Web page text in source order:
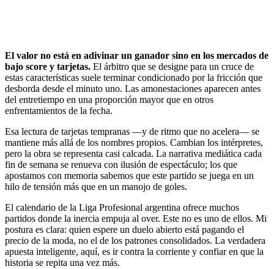
El valor no está en adivinar un ganador sino en los mercados de
bajo score y tarjetas. El árbitro que se designe para un cruce de
estas características suele terminar condicionado por la fricción que
desborda desde el minuto uno. Las amonestaciones aparecen antes
del entretiempo en una proporción mayor que en otros
enfrentamientos de la fecha.
Esa lectura de tarjetas tempranas —y de ritmo que no acelera— se
mantiene más allá de los nombres propios. Cambian los intérpretes,
pero la obra se representa casi calcada. La narrativa mediática cada
fin de semana se renueva con ilusión de espectáculo; los que
apostamos con memoria sabemos que este partido se juega en un
hilo de tensión más que en un manojo de goles.
El calendario de la Liga Profesional argentina ofrece muchos
partidos donde la inercia empuja al over. Este no es uno de ellos. Mi
postura es clara: quien espere un duelo abierto está pagando el
precio de la moda, no el de los patrones consolidados. La verdadera
apuesta inteligente, aquí, es ir contra la corriente y confiar en que la
historia se repita una vez más.